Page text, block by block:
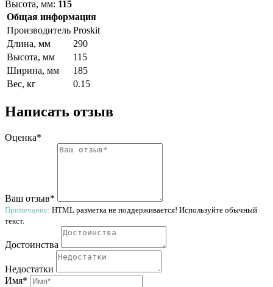
Высота, мм: 115
Общая информация
Производитель Proskit
Длина, мм
290
Высота, мм
115
Ширина, мм
185
Вес, кг
0.15
Написать отзыв
Оценка*
Ваш отзыв*
Примечание: HTML разметка не поддерживается! Используйте обычный
текст.
Достоинства
Недостатки
Имя*